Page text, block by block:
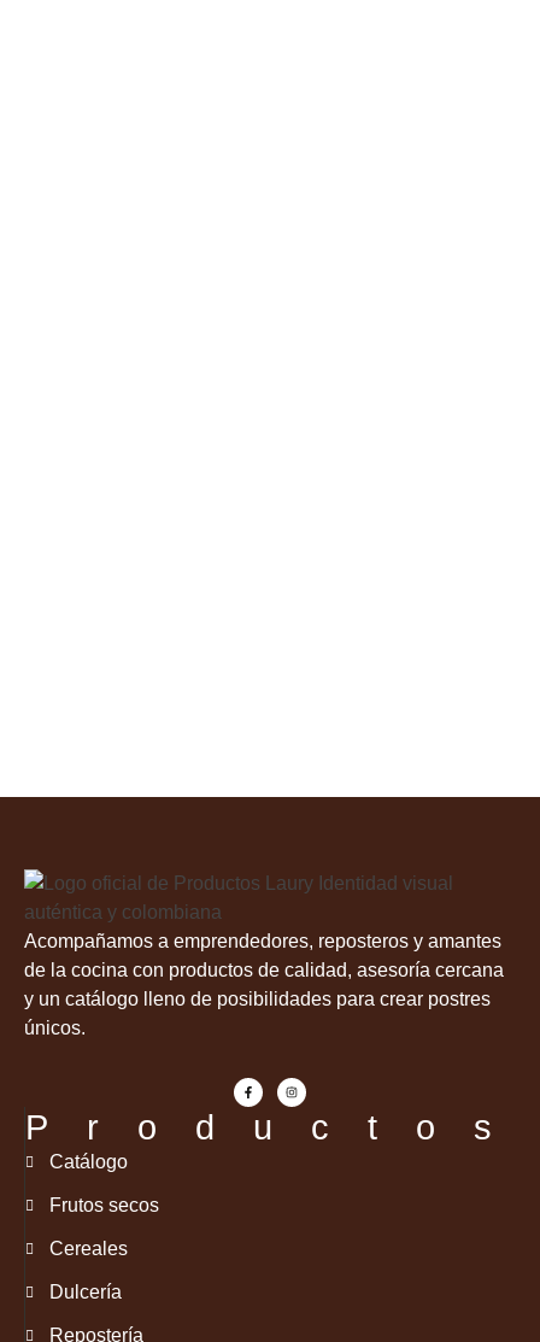
Acompañamos a emprendedores, reposteros y amantes
de la cocina con productos de calidad, asesoría cercana
y un catálogo lleno de posibilidades para crear postres
únicos.
Productos
Catálogo
Frutos secos
Cereales
Dulcería
Repostería